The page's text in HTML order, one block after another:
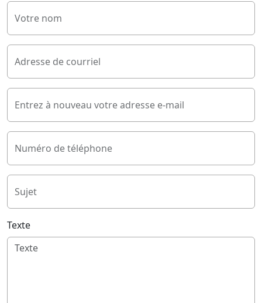
Votre nom
Adresse de courriel
Entrez à nouveau votre adresse e-mail
Numéro de téléphone
Sujet
Texte